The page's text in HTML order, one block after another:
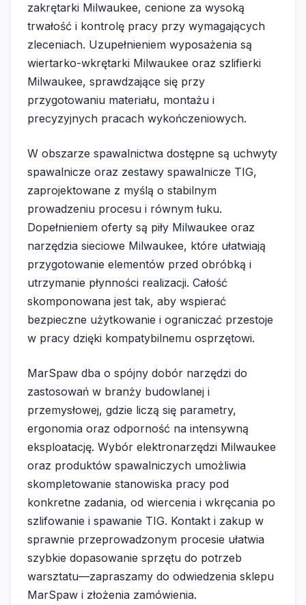
zakrętarki Milwaukee, cenione za wysoką
trwałość i kontrolę pracy przy wymagających
zleceniach. Uzupełnieniem wyposażenia są
wiertarko-wkrętarki Milwaukee oraz szlifierki
Milwaukee, sprawdzające się przy
przygotowaniu materiału, montażu i
precyzyjnych pracach wykończeniowych.
W obszarze spawalnictwa dostępne są uchwyty
spawalnicze oraz zestawy spawalnicze TIG,
zaprojektowane z myślą o stabilnym
prowadzeniu procesu i równym łuku.
Dopełnieniem oferty są piły Milwaukee oraz
narzędzia sieciowe Milwaukee, które ułatwiają
przygotowanie elementów przed obróbką i
utrzymanie płynności realizacji. Całość
skomponowana jest tak, aby wspierać
bezpieczne użytkowanie i ograniczać przestoje
w pracy dzięki kompatybilnemu osprzętowi.
MarSpaw dba o spójny dobór narzędzi do
zastosowań w branży budowlanej i
przemysłowej, gdzie liczą się parametry,
ergonomia oraz odporność na intensywną
eksploatację. Wybór elektronarzędzi Milwaukee
oraz produktów spawalniczych umożliwia
skompletowanie stanowiska pracy pod
konkretne zadania, od wiercenia i wkręcania po
szlifowanie i spawanie TIG. Kontakt i zakup w
sprawnie przeprowadzonym procesie ułatwia
szybkie dopasowanie sprzętu do potrzeb
warsztatu—zapraszamy do odwiedzenia sklepu
MarSpaw i złożenia zamówienia.